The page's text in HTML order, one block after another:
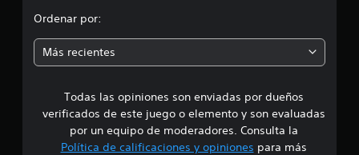
m
e
d
i
Ordenar por:
Más recientes
Todas las opiniones son enviadas por dueños
verificados de este juego o elemento y son evaluadas
por un equipo de moderadores. Consulta la
Política de calificaciones y opiniones para más